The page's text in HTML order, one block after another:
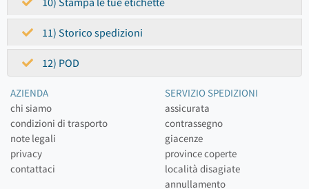
11) Storico spedizioni
12) POD
AZIENDA
chi siamo
condizioni di trasporto
note legali
privacy
contattaci
SERVIZIO SPEDIZIONI
assicurata
contrassegno
giacenze
province coperte
località disagiate
annullamento